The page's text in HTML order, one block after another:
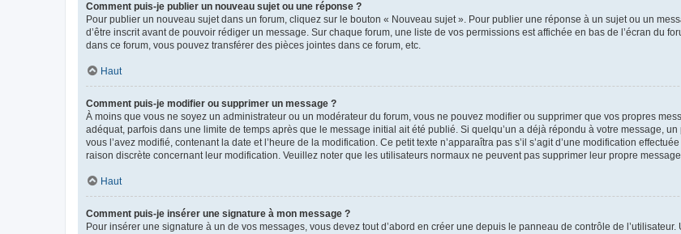
Comment puis-je publier un nouveau sujet ou une réponse ?
Pour publier un nouveau sujet dans un forum, cliquez sur le bouton « Nouveau sujet ». Pour publier une réponse à un sujet ou un
d’être inscrit avant de pouvoir rédiger un message. Sur chaque forum, une liste de vos permissions est affichée en bas de l’écran du
dans ce forum, vous pouvez transférer des pièces jointes dans ce forum, etc.
Haut
Comment puis-je modifier ou supprimer un message ?
À moins que vous ne soyez un administrateur ou un modérateur du forum, vous ne pouvez modifier ou supprimer que vos propres
adéquat, parfois dans une limite de temps après que le message initial ait été publié. Si quelqu’un a déjà répondu à votre message,
vous l’avez modifié, contenant la date et l’heure de la modification. Ce petit texte n’apparaîtra pas s’il s’agit d’une modification
raison discrète concernant leur modification. Veuillez noter que les utilisateurs normaux ne peuvent pas supprimer leur propre
Haut
Comment puis-je insérer une signature à mon message ?
Pour insérer une signature à un de vos messages, vous devez tout d’abord en créer une depuis le panneau de contrôle de